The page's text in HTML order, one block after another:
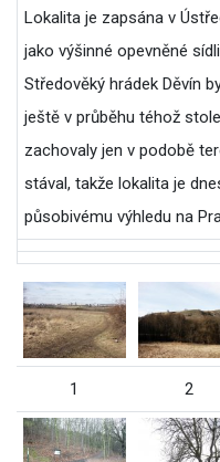
Lokalita je zapsána v
jako výšinné opevněné
Středověký hrádek Děvín
ještě v průběhu téhož
zachovaly jen v podobě
stával, takže lokalita je
působivému výhledu na
1 2